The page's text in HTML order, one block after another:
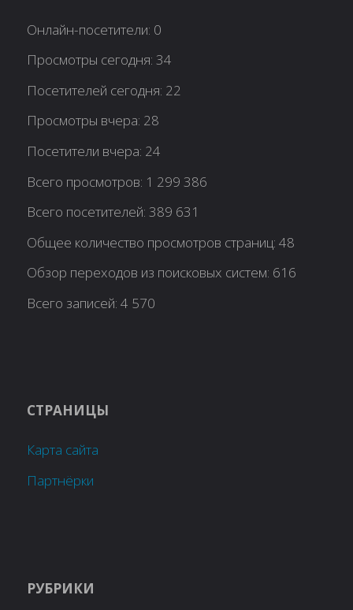
Онлайн-посетители: 0
Просмотры сегодня:34
Посетителей сегодня: 22
Просмотры вчера: 28
Посетители вчера: 24
Всего просмотров: 1 299 386
Всего посетителей:389 631
Общее количество просмотров страниц:48
Обзор переходов из поисковых систем: 616
Всего записей:4 570
СТРАНИЦЫ
Карта сайта
Партнёрки
РУБРИКИ